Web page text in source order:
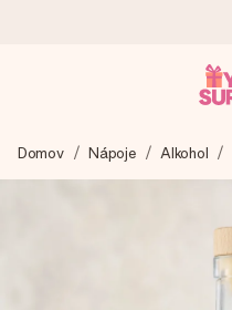
Váš dárek vytvoříme s
abyste ho mohli darovat
4,8 (na základě
Domov Nápoje Alkohol